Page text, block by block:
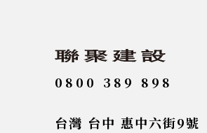
0800 389 898
台灣 台中 惠中六街9號